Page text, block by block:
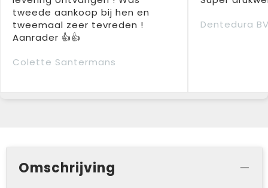
tweede aankoop bij hen en
tweemaal zeer tevreden !
Aanrader 👍👍
Colette Santermans
Dentedura
Omschrijving